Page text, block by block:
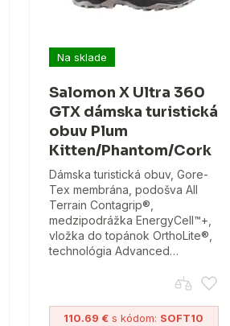
Na sklade
Salomon X Ultra 360
GTX dámska turistická
obuv Plum
Kitten/Phantom/Cork
Dámska turistická obuv, Gore-
Tex membrána, podošva All
Terrain Contagrip®,
medzipodrážka EnergyCell™+,
vložka do topánok OrthoLite®,
technológia Advanced…
110.69 € s kódom: SOFT10